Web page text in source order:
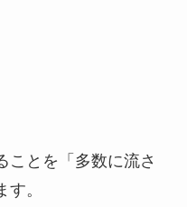
ことを「多数に流さ
。